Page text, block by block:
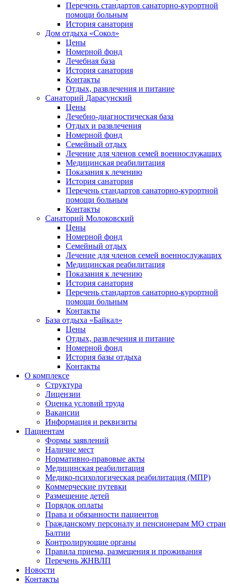
Перечень стандартов санаторно-курортной
помощи больным
История санатория
Дом отдыха «Сокол»
Цены
Номерной фонд
Лечебная база
История санатория
Контакты
Отдых, развлечения и питание
Санаторий Дарасунский
Цены
Лечебно-диагностическая база
Отдых и развлечения
Номерной фонд
Семейный отдых
Лечение для членов семей военнослужащих
Медицинская реабилитация
Показания к лечению
История санатория
Перечень стандартов санаторно-курортной
помощи больным
Контакты
Санаторий Молоковский
Цены
Номерной фонд
Семейный отдых
Лечение для членов семей военнослужащих
Медицинская реабилитация
Показания к лечению
История санатория
Перечень стандартов санаторно-курортной
помощи больным
Контакты
База отдыха «Байкал»
Цены
Отдых, развлечения и питание
Номерной фонд
История базы отдыха
Контакты
О комплексе
Структура
Лицензии
Оценка условий труда
Вакансии
Информация и реквизиты
Пациентам
Формы заявлений
Наличие мест
Нормативно-правовые акты
Медицинская реабилитация
Медико-психологическая реабилитация (МПР)
Коммерческие путевки
Размещение детей
Порядок оплаты
Права и обязанности пациентов
Гражданскому персоналу и пенсионерам МО стран
Балтии
Контролирующие органы
Правила приема, размещения и проживания
Перечень ЖНВЛП
Новости
Контакты